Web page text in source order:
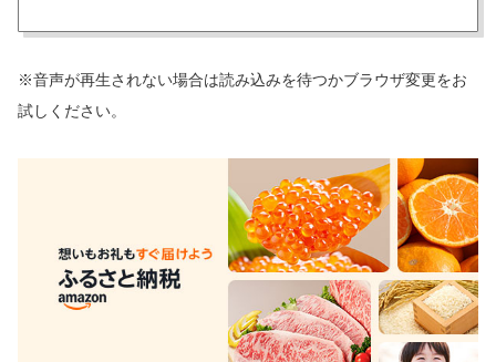
※音声が再生されない場合は読み込みを待つかブラウザ変更をお
試しください。